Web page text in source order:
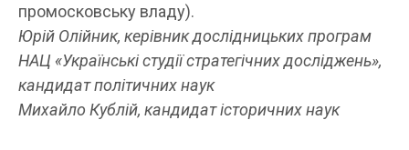
промосковську владу).
Юрій Олійник, керівник дослідницьких програм
НАЦ «Українські студії стратегічних досліджень»,
кандидат політичних наук
Михайло Кублій, кандидат історичних наук